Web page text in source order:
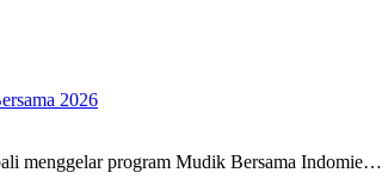
2026
menggelar program Mudik Bersama Indomie…